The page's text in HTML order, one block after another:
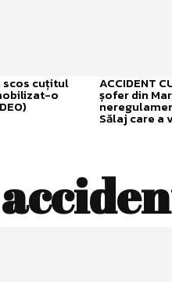
scos cuțitul
o
ACCIDENT
șofer din
Sălaj care a